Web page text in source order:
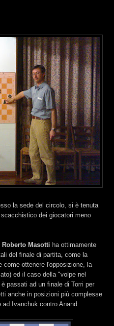
la sede del circolo, si è tenuta
dei giocatori meno
Roberto Masotti ha ottimamente
del finale di partita, come la
come ottenere l'opposizione, la
ed il caso della "volpe nel
passati ad un finale di Torri per
anche in posizioni più complesse
Ivanchuk contro Anand.